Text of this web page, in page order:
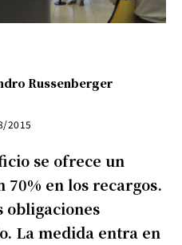
Russenberger
2015
se ofrece un
70% en los recargos.
obligaciones
La medida entra en